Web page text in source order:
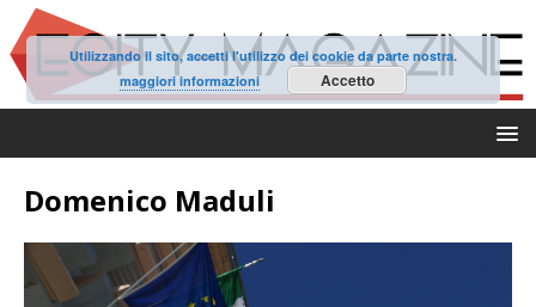
Domenico Maduli
Utilizzando il sito, accetti l'utilizzo dei cookie da parte nostra.
maggiori informazioni
Accetto